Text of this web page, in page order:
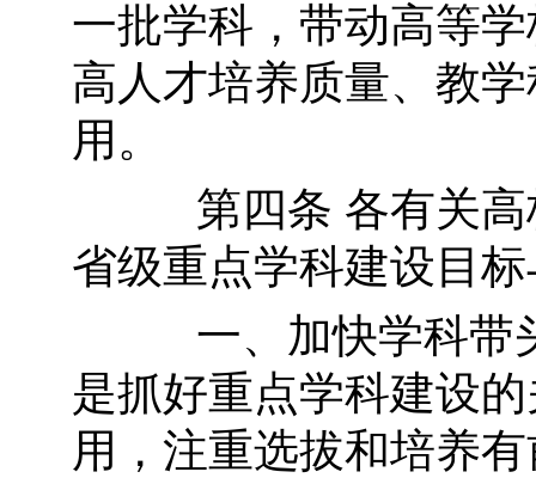
一批学科，带动高等
高人才培养质量、教
用。
第四条 各有关高
省级重点学科建设目
一、加快学科带头
是抓好重点学科建设
用，注重选拔和培养